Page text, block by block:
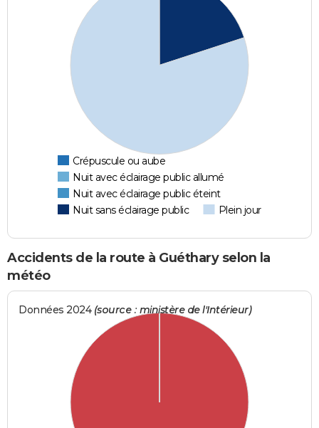
Crépuscule ou aube
Nuit avec éclairage public allumé
Nuit avec éclairage public éteint
Nuit sans éclairage public
Plein jour
Accidents de la route à Guéthary selon la
météo
Données 2024 (source : ministère de l'Intérieur)